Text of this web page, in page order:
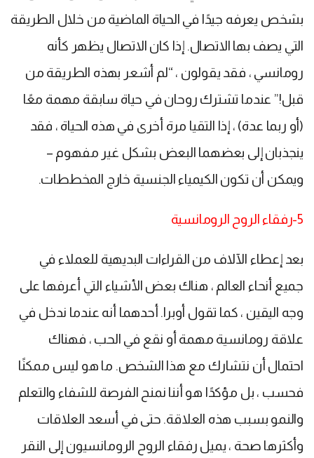
بشخص يعرفه جيدًا في الحياة الماضية من خلال الطريقة
التي يصف بها الاتصال. إذا كان الاتصال يظهر كأنه
رومانسي ، فقد يقولون ، “لم أشعر بهذه الطريقة من
قبل!” عندما تشترك روحان في حياة سابقة مهمة معًا
(أو ربما عدة) ، إذا التقيا مرة أخرى في هذه الحياة ، فقد
ينجذبان إلى بعضهما البعض بشكل غير مفهوم –
ويمكن أن تكون الكيمياء الجنسية خارج المخططات.
5-رفقاء الروح الرومانسية
بعد إعطاء الآلاف من القراءات البديهية للعملاء في
جميع أنحاء العالم ، هناك بعض الأشياء التي أعرفها على
وجه اليقين ، كما تقول أوبرا. أحدهما أنه عندما ندخل في
علاقة رومانسية مهمة أو نقع في الحب ، فهناك
احتمال أن نتشارك مع هذا الشخص. ما هو ليس ممكنًا
فحسب ، بل مؤكدًا هو أننا نمنح الفرصة للشفاء والتعلم
والنمو بسبب هذه العلاقة. حتى في أسعد العلاقات
وأكثرها صحة ، يميل رفقاء الروح الرومانسيون إلى النقر